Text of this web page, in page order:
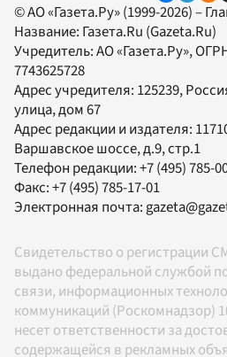
© АО «Газета.Ру» (1999-2026) –
Название: Газета.Ru (Gazeta.Ru)
Учредитель:АО «Газета.Ру»,
7743625728
Адрес учредителя: 125239,
улица, дом 67
Адрес редакции и издателя:
Варшавское шоссе, д.9, стр.1
Телефон редакции:+7 (495) 785-
Факс:+7 (495) 785-17-01
Электронная почта:
Свидетельство о регистрации
выдано федеральной службой
связи, информационных
коммуникаций (Роскомнадзор)
несет ответственности за
содержащейся в рекламных